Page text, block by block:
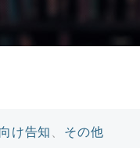
け告知 その他